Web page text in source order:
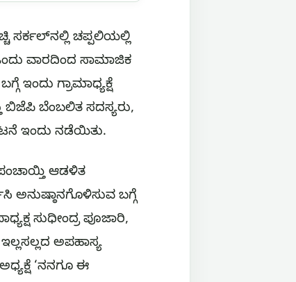
ಸರ್ಕಲ್‌ನಲ್ಲಿ ಚಪ್ಪಲಿಯಲ್ಲಿ
ವಾರದಿಂದ ಸಾಮಾಜಿಕ
ಇಂದು ಗ್ರಾಮಾಧ್ಯಕ್ಷೆ
ಬಿಜೆಪಿ ಬೆಂಬಲಿತ ಸದಸ್ಯರು,
ಇಂದು ನಡೆಯಿತು.
ಆಡಳಿತ
ಬಗ್ಗೆ
ಸುಧೀಂದ್ರ ಪೂಜಾರಿ,
ಅಪಹಾಸ್ಯ
‘ನನಗೂ ಈ